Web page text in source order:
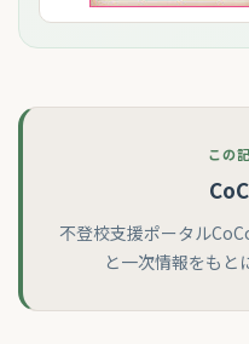
この
不登校支援ポータル
と一次情報をもと